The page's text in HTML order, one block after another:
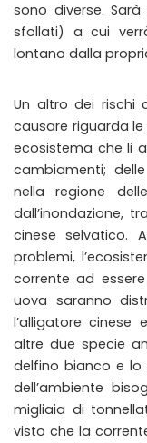
sono diverse.
sfollati) a cui
lontano dalla
Un altro dei rischi
causare riguarda
ecosistema che li
cambiamenti;
nella regione
dall’inondazione,
cinese selvatico.
problemi,
corrente ad
uova saranno
l’alligatore
altre due specie
delfino bianco e lo
dell’ambiente
migliaia di
visto che la